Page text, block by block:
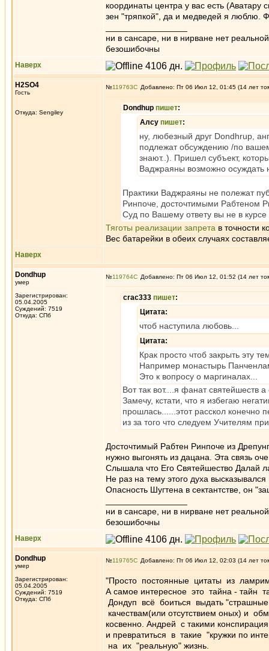
координаты центра у вас есть
зен "тряпкой", да и медведей я люблю.
ни в сансаре, ни в нирване нет
безошибочны
Наверх
H2SO4
Гость
Откуда: Sengiley
№119763 Добавлено: Пт 06 Июл 12, 01:45 (14 лет
Dondhup пишет:
Алсу пишет:
ну, любезный друг Dondhrup,
подлежат обсуждению /по
знают..). Пришел субъект,
Ваджраяны возможно осуждать
Практики Ваджраяны не полежат
Ринпоче, досточтимыми Рабтеном
Суд по Вашему ответу вы не в курсе
Тяготы реализации запрета в точности
Вес батарейки в обеих случаях
Наверх
Dondhup
умер
Зарегистрирован:
05.04.2005
Суждений: 7519
Откуда: СПб
№119764 Добавлено: Пт 06 Июл 12, 01:52 (14 лет
crac333 пишет:
Цитата:
чтоб наступила любовь...
Цитата:
Крак просто чтоб закрыть эту
Например монастырь
Это к вопросу о маргиналах...
Вот так вот....я фанат святейшеств
Замечу, кстати, что я избегаю
прошлась......этот расскол конечно
из за того что следуем Учителям
Досточтимый Рабтен Ринпоче из
нужно выгонять из дацана. Эта связь
Слышала что Его Святейшество Далай
Не раз на тему этого духа
Опасность Шугтена в сектантстве, он
ни в сансаре, ни в нирване нет
безошибочны
Наверх
Dondhup
умер
Зарегистрирован:
05.04.2005
Суждений: 7519
Откуда: СПб
№119765 Добавлено: Пт 06 Июл 12, 02:03 (14 лет
"Просто постоянные цитаты из
А самое интересное это тайна - тайн
Дондуп всё боиться выдать
качествам(или отсутствием оных) и
косвенно. Андрей с такими
и превратиться в такие "кружки по
на их "реальную" жизнь.